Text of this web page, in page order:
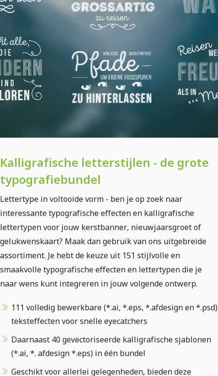
Kalligrafische letterstijlen - de grote
typografiebundel
Lettertype in voltooide vorm - ben je op zoek naar
interessante typografische effecten en kalligrafische
lettertypen voor jouw kerstbanner, nieuwjaarsgroet of
gelukwenskaart? Maak dan gebruik van ons uitgebreide
assortiment. Je hebt de keuze uit 151 stijlvolle en
smaakvolle typografische effecten en lettertypen die je
naar wens kunt integreren in jouw volgende ontwerp.
111 volledig bewerkbare (*.ai, *.eps, *.afdesign en *.psd)
teksteffecten voor snelle eyecatchers
Daarnaast 40 gevectoriseerde kalligrafische sjablonen
(*.ai, *. afdesign *.eps) in één bundel
Geschikt voor allerlei gelegenheden, bieden deze